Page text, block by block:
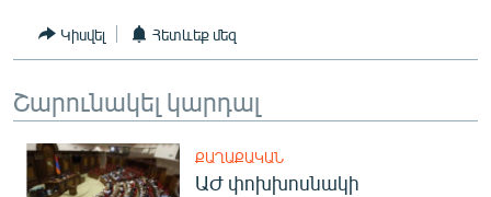
ՁԳՏԵԼՈՎ ԼԱՎԱԳՈՒՅՆԻՆ
English
Կիսվել Հետևեք մեզ
Շարունակել կարդալ
ՔԱՂԱՔԱԿԱՆ
ԱԺ փոխխոսնակի